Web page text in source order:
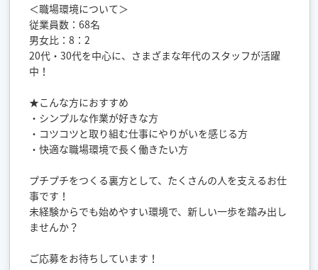
＜職場環境について＞
従業員数：68名
男女比：8：2
20代・30代を中心に、さまざまな年代のスタッフが活躍
中！
★こんな方におすすめ
・シンプルな作業が好きな方
・コツコツと取り組む仕事にやりがいを感じる方
・快適な職場環境で長く働きたい方
プチプチをつくる裏方として、たくさんの人を支えるお仕
事です！
未経験からでも始めやすい環境で、新しい一歩を踏み出し
ませんか？
ご応募をお待ちしています！